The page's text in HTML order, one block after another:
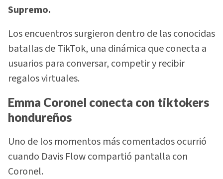
Supremo.
Los encuentros surgieron dentro de las conocidas
batallas de TikTok, una dinámica que conecta a
usuarios para conversar, competir y recibir
regalos virtuales.
Emma Coronel conecta con tiktokers
hondureños
Uno de los momentos más comentados ocurrió
cuando Davis Flow compartió pantalla con
Coronel.